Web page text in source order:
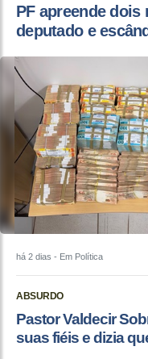
PF apreende
deputado e
há 2 dias - Em Política
ABSURDO
Pastor Valdecir
suas fiéis e dizia